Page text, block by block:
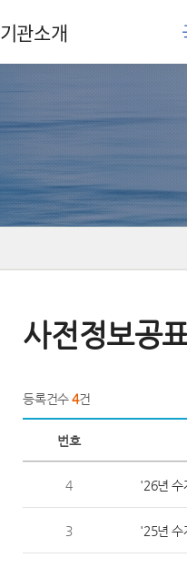
기관소개
사전정보공
등록건수4건
번호
4 '26년 수
3 '25년 수